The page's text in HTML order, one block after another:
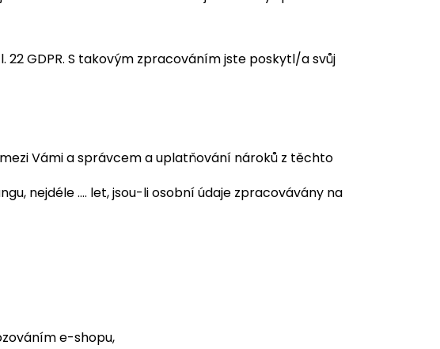
GDPR. S takovým zpracováním jste poskytl/a svůj
Vámi a správcem a uplatňování nároků z těchto
nejdéle …. let, jsou-li osobní údaje zpracovávány na
e-shopu,